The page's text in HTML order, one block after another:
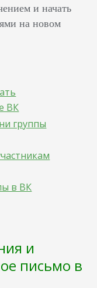
и начать
на новом
ВК
группы
в ВК
и
письмо в